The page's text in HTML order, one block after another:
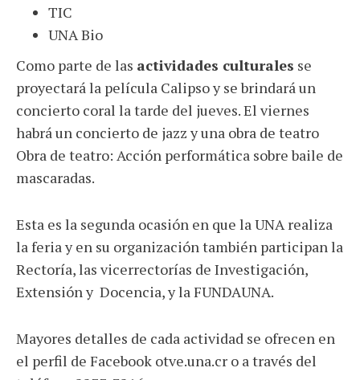
TIC
UNA Bio
Como parte de las actividades culturales se
proyectará la película Calipso y se brindará un
concierto coral la tarde del jueves. El viernes
habrá un concierto de jazz y una obra de teatro
Obra de teatro: Acción performática sobre baile de
mascaradas.
Esta es la segunda ocasión en que la UNA realiza
la feria y en su organización también participan la
Rectoría, las vicerrectorías de Investigación,
Extensión y Docencia, y la FUNDAUNA.
Mayores detalles de cada actividad se ofrecen en
el perfil de Facebook otve.una.cr o a través del